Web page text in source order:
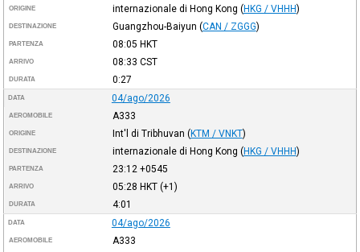
ORIGINE internazionale di Hong Kong (HKG / VHHH)
DESTINAZIONE Guangzhou-Baiyun (CAN / ZGGG)
PARTENZA 08:05 HKT
ARRIVO 08:33 CST
DURATA 0:27
DATA 04/ago/2026
AEROMOBILE A333
ORIGINE Int'l di Tribhuvan (KTM / VNKT)
DESTINAZIONE internazionale di Hong Kong (HKG / VHHH)
PARTENZA 23:12 +0545
ARRIVO 05:28 HKT(+1)
DURATA 4:01
DATA 04/ago/2026
AEROMOBILE A333